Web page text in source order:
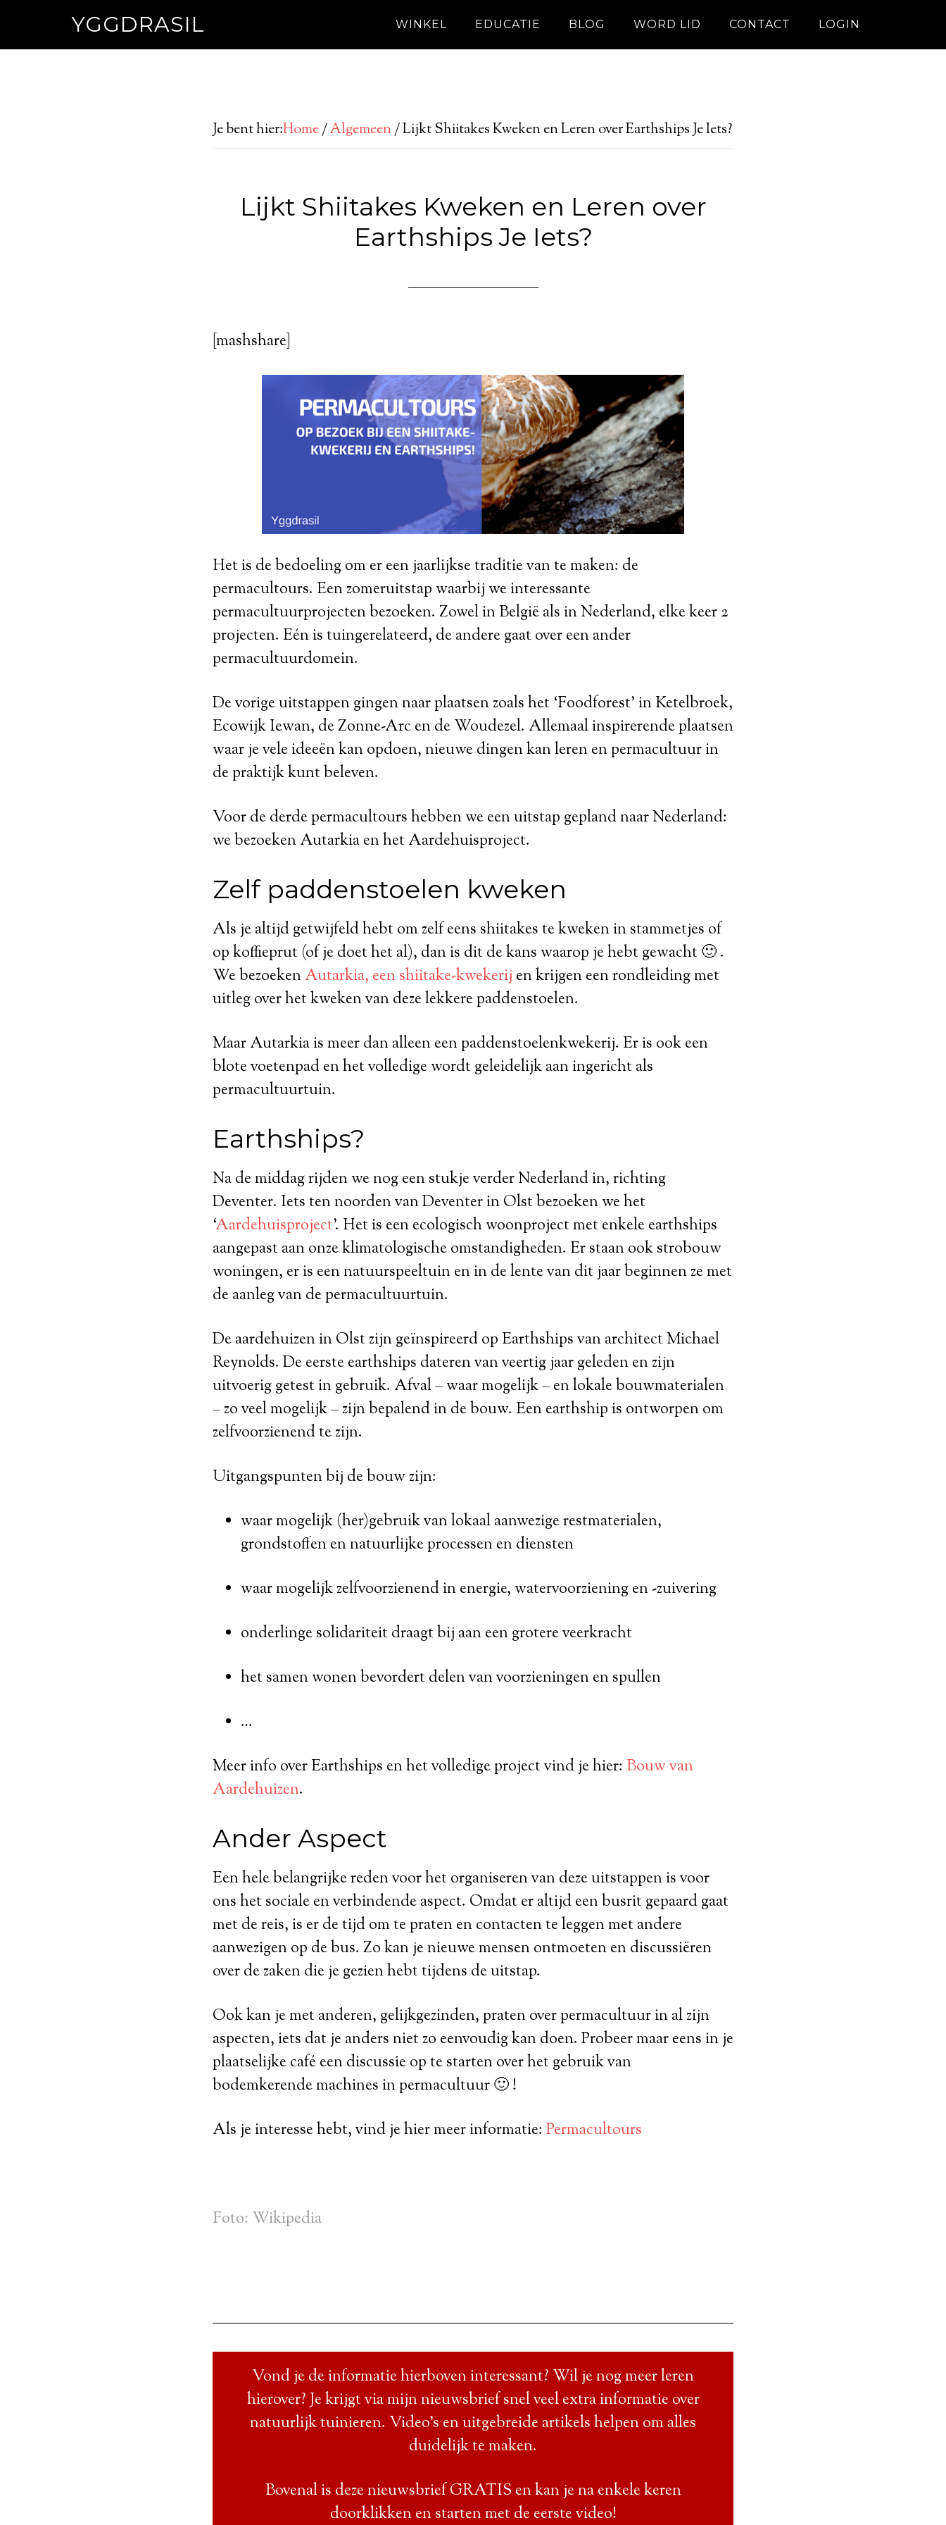
YGGDRASIL WINKEL EDUCATIE BLOG WORD LID CONTACT LOGIN
Je bent hier:Home/Algemeen/Lijkt Shiitakes Kweken en Leren over Earthships Je Iets?
Lijkt Shiitakes Kweken en Leren over
Earthships Je Iets?
[mashshare]
Het is de bedoeling om er een jaarlijkse traditie van te maken: de
permacultours. Een zomeruitstap waarbij we interessante
permacultuurprojecten bezoeken. Zowel in België als in Nederland, elke keer 2
projecten. Eén is tuingerelateerd, de andere gaat over een ander
permacultuurdomein.
De vorige uitstappen gingen naar plaatsen zoals het ‘Foodforest’ in Ketelbroek,
Ecowijk Iewan, de Zonne-Arc en de Woudezel. Allemaal inspirerende plaatsen
waar je vele ideeën kan opdoen, nieuwe dingen kan leren en permacultuur in
de praktijk kunt beleven.
Voor de derde permacultours hebben we een uitstap gepland naar Nederland:
we bezoeken Autarkia en het Aardehuisproject.
Zelf paddenstoelen kweken
Als je altijd getwijfeld hebt om zelf eens shiitakes te kweken in stammetjes of
op koffieprut (of je doet het al), dan is dit de kans waarop je hebt gewacht 🙂 .
We bezoekenAutarkia, een shiitake-kwekerij en krijgen een rondleiding met
uitleg over het kweken van deze lekkere paddenstoelen.
Maar Autarkia is meer dan alleen een paddenstoelenkwekerij. Er is ook een
blote voetenpad en het volledige wordt geleidelijk aan ingericht als
permacultuurtuin.
Earthships?
Na de middag rijden we nog een stukje verder Nederland in, richting
Deventer. Iets ten noorden van Deventer in Olst bezoeken we het
‘Aardehuisproject’. Het is een ecologisch woonproject met enkele earthships
aangepast aan onze klimatologische omstandigheden. Er staan ook strobouw
woningen, er is een natuurspeeltuin en in de lente van dit jaar beginnen ze met
de aanleg van de permacultuurtuin.
De aardehuizen in Olst zijn geïnspireerd op Earthships van architect Michael
Reynolds. De eerste earthships dateren van veertig jaar geleden en zijn
uitvoerig getest in gebruik. Afval – waar mogelijk – en lokale bouwmaterialen
– zo veel mogelijk – zijn bepalend in de bouw. Een earthship is ontworpen om
zelfvoorzienend te zijn.
Uitgangspunten bij de bouw zijn:
waar mogelijk (her)gebruik van lokaal aanwezige restmaterialen,
grondstoffen en natuurlijke processen en diensten
waar mogelijk zelfvoorzienend in energie, watervoorziening en -zuivering
onderlinge solidariteit draagt bij aan een grotere veerkracht
het samen wonen bevordert delen van voorzieningen en spullen
…
Meer info over Earthships en het volledige project vind je hier:Bouw van
Aardehuizen.
Ander Aspect
Een hele belangrijke reden voor het organiseren van deze uitstappen is voor
ons het sociale en verbindende aspect. Omdat er altijd een busrit gepaard gaat
met de reis, is er de tijd om te praten en contacten te leggen met andere
aanwezigen op de bus. Zo kan je nieuwe mensen ontmoeten en discussiëren
over de zaken die je gezien hebt tijdens de uitstap.
Ook kan je met anderen, gelijkgezinden, praten over permacultuur in al zijn
aspecten, iets dat je anders niet zo eenvoudig kan doen. Probeer maar eens in je
plaatselijke café een discussie op te starten over het gebruik van
bodemkerende machines in permacultuur 🙂 !
Als je interesse hebt, vind je hier meer informatie:Permacultours
Foto: Wikipedia
Vond je de informatie hierboven interessant? Wil je nog meer leren
hierover? Je krijgt via mijn nieuwsbrief snel veel extra informatie over
natuurlijk tuinieren. Video’s en uitgebreide artikels helpen om alles
duidelijk te maken.
Bovenal is deze nieuwsbrief GRATIS en kan je na enkele keren
doorklikken en starten met de eerste video!